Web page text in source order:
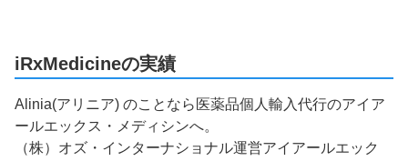
iRxMedicineの実績
Alinia(アリニア) のことなら医薬品個人輸入代行のアイア
ールエックス・メディシンへ。
（株）オズ・インターナショナル運営アイアールエック